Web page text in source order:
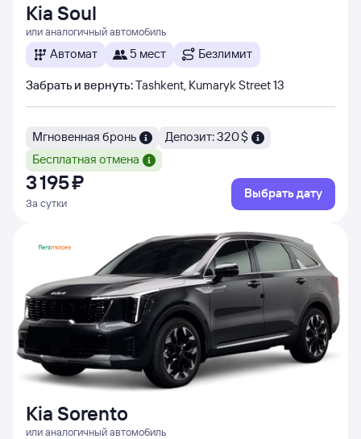
Kia Soul
или аналогичный автомобиль
Автомат 5 мест Безлимит
Забрать и вернуть:Tashkent, Kumaryk Street 13
Мгновенная бронь
Депозит: 320 $
Бесплатная отмена
3 ⁠195 ⁠₽
За сутки
Выбрать дату
Kia Sorento
или аналогичный автомобиль